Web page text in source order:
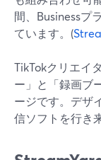
間、Businessプ
ています。(
TikTokクリエイ
ー」と「録画ブ
ージです。デザ
信ソフトを行き